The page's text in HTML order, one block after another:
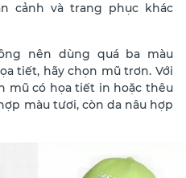
cảnh và trang phục khác
nên dùng quá ba màu
tiết, hãy chọn mũ trơn. Với
mũ có họa tiết in hoặc thêu
màu tươi, còn da nâu hợp